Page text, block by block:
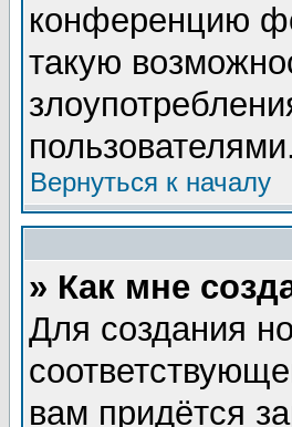
конференцию
такую
пользователями.
Вернуться к началу
» Как мне
Для создания
вам придётся